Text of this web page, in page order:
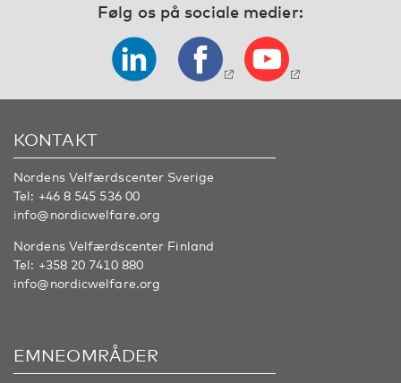
Følg os på sociale medier:
KONTAKT
Nordens Velfærdscenter Sverige
Tel: +46 8 545 536 00
info@nordicwelfare.org
Nordens Velfærdscenter Finland
Tel: +358 20 7410 880
info@nordicwelfare.org
EMNEOMRÅDER